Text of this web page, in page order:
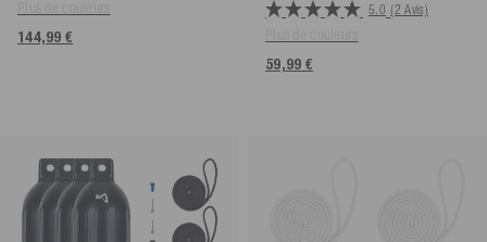
144,99 €
5.0 (2 Avis)
59,99 €